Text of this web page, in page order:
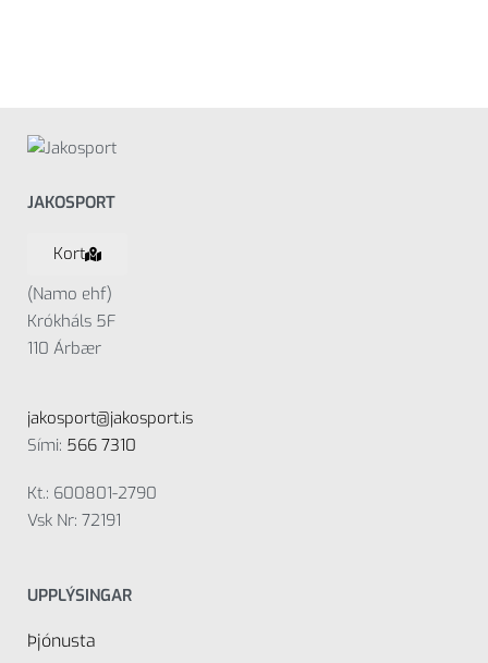
JAKOSPORT
Kort
(Namo ehf)
Krókháls 5F
110 Árbær
jakosport@jakosport.is
Sími: 566 7310
Kt.: 600801-2790
Vsk Nr: 72191
UPPLÝSINGAR
Þjónusta